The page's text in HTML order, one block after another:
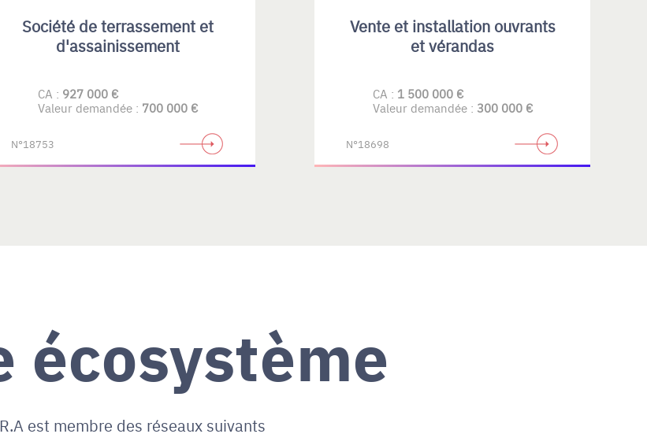
Société de terrassement et
d'assainissement
CA : 927 000 €
Valeur demandée : 700 000 €
N°18753
Vente et installation ouvrants
et vérandas
CA : 1 500 000 €
Valeur demandée : 300 000 €
N°18698
écosystème
est membre des réseaux suivants